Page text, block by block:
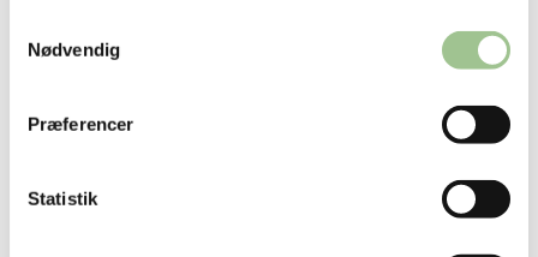
Nødvendig
Præferencer
Statistik
marts 2020
december 2019
september 2019